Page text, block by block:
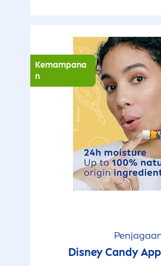
Kemampana
n
Disney Candy